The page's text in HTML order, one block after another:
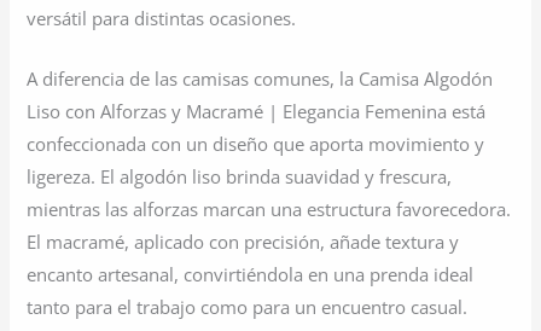
versátil para distintas ocasiones.
A diferencia de las camisas comunes, la Camisa Algodón
Liso con Alforzas y Macramé | Elegancia Femenina está
confeccionada con un diseño que aporta movimiento y
ligereza. El algodón liso brinda suavidad y frescura,
mientras las alforzas marcan una estructura favorecedora.
El macramé, aplicado con precisión, añade textura y
encanto artesanal, convirtiéndola en una prenda ideal
tanto para el trabajo como para un encuentro casual.